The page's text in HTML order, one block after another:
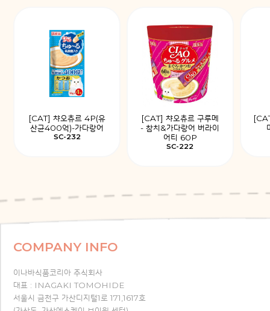
[CAT] 챠오츄르 4P(유
산균400억)-가다랑어
SC-232
[CAT] 챠오츄르 구루메
- 참치&가다랑어 버라이
어티 60P
SC-222
COMPANY INFO
이나바식품코리아 주식회사
대표 : INAGAKI TOMOHIDE
서울시 금천구 가산디지털1로 171,1617호